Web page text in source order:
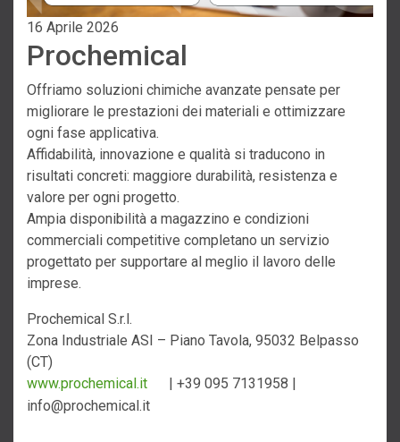
16 Aprile 2026
Prochemical
Offriamo soluzioni chimiche avanzate pensate per
migliorare le prestazioni dei materiali e ottimizzare
ogni fase applicativa.
Affidabilità, innovazione e qualità si traducono in
risultati concreti: maggiore durabilità, resistenza e
valore per ogni progetto.
Ampia disponibilità a magazzino e condizioni
commerciali competitive completano un servizio
progettato per supportare al meglio il lavoro delle
imprese.
Prochemical S.r.l.
Zona Industriale ASI – Piano Tavola, 95032 Belpasso
(CT)
www.prochemical.it
| +39 095 7131958 |
info@prochemical.it